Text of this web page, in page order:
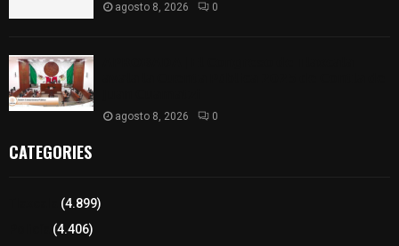
agosto 8, 2026 0
agosto 8, 2026 0
CATEGORIES
(4.899)
(4.406)